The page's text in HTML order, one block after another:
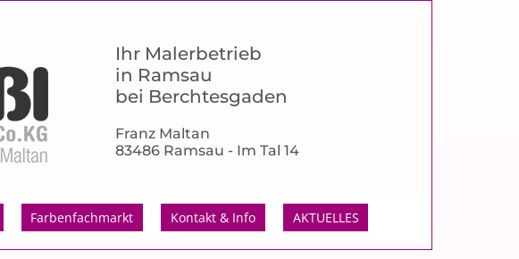
Ihr Malerbetrieb
in Ramsau
bei Berchtesgaden
Franz Maltan
83486 Ramsau - Im Tal 14
Farbenfachmarkt Kontakt & Info AKTUELLES